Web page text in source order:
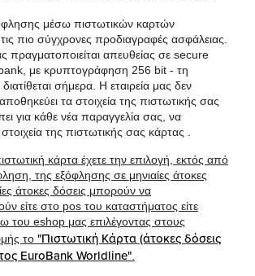
μέσω πιστωτικών καρτών
πιο σύγχρονες προδιαγραφές ασφάλειας.
πραγματοποιείται απευθείας σε secure
με κρυπτογράφηση 256 bit - τη
σήμερα. Η εταιρεία μας δεν
τα στοιχεία της πιστωτικής σας
για κάθε νέα παραγγελία σας, να
της πιστωτικής σας κάρτας .
κάρτα έχετε την επιλογή, εκτός από
της εξόφλησης σε μηνιαίες άτοκες
άτοκες δόσεις μπορούν να
είτε στο pos του καταστήματος είτε
του eshop μας επιλέγοντας στους
το "Πιστωτική Κάρτα (άτοκες δόσεις
EuroBank Worldline"